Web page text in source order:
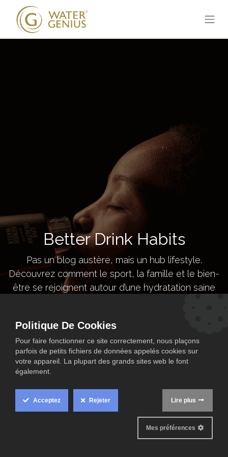
Better Drink Habits
Pas un blog austère, mais un hub lifestyle.
Découvrez comment le sport, la famille et le bien-
être se rejoignent autour d’une hydratation saine
Join our Better Drink Habits
Politique De Cookies
Pour faire fonctionner ce site correctement, nous plaçons
parfois de petits fichiers de données appelés cookies sur
votre appareil. La plupart des grands sites web le font
également.
Acceptez Rejeter Lire plus
Mes préférences